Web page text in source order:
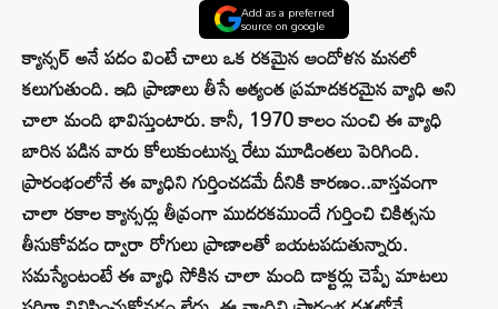
Add as a preferred
source on google
క్యాన్సర్ అనే పదం వింటే చాలు ఒక రకమైన ఆందోళన మనలో
కలుగుతుంది. ఇది ప్రాణాలు తీసే అత్యంత ప్రమాదకరమైన వ్యాధి అని
చాలా మంది భావిస్తుంటారు. కానీ, 1970 కాలం నుంచి ఈ వ్యాధి
బారిన పడిన వారు కోలుకుంటున్న రేటు మూడింతలు పెరిగింది.
ప్రారంభంలోనే ఈ వ్యాధిని గుర్తించడమే దీనికి కారణం..వాస్తవంగా
చాలా రకాల క్యాన్సర్లు తీవ్రంగా ముదరకముందే గుర్తించి చికిత్సను
తీసుకోవడం ద్వారా రోగులు ప్రాణాలతో బయటపడుతున్నారు.
సమస్యేంటంటే ఈ వ్యాధి సోకిన చాలా మంది డాక్టర్లు చెప్పే మాటలు